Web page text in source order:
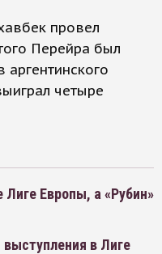
провел
Перейра был
четыре
Лиге Европы, а «Рубин»
в Лиге